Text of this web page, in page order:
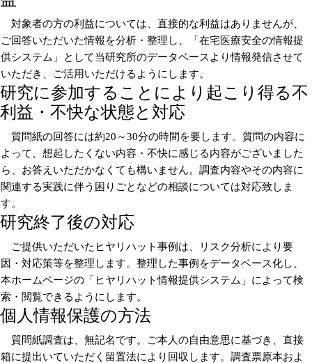
対象者の方の利益については、直接的な利益はありませんが、
ご回答いただいた情報を分析・整理し、「在宅医療安全の情報提
供システム」として当研究所のデータベースより情報発信させて
いただき、ご活用いただけるようにします。
研究に参加することにより起こり得る不
利益・不快な状態と対応
質問紙の回答には約20～30分の時間を要します。質問の内容に
よって、想起したくない内容・不快に感じる内容がございました
ら、お答えいただかなくても構いません。調査内容やその内容に
関連する実践に伴う困りごとなどの相談については対応致しま
す。
研究終了後の対応
ご提供いただいたヒヤリハット事例は、リスク分析により要
因・対応策等を整理します。整理した事例をデータベース化し、
本ホームページの「ヒヤリハット情報提供システム」によって検
索・閲覧できるようにします。
個人情報保護の方法
質問紙調査は、無記名です。ご本人の自由意思に基づき、直接
箱に提出いていただく留置法により回収します。調査票原本およ